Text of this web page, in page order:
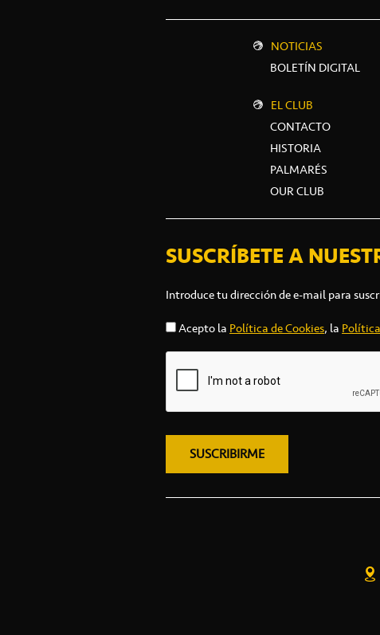
NOTICIAS
BOLETÍN DIGITAL
EL CLUB
CONTACTO
HISTORIA
PALMARÉS
OUR CLUB
SUSCRÍBETE A
Introduce tu dirección de e-mail para
Acepto la Política de Cookies, la